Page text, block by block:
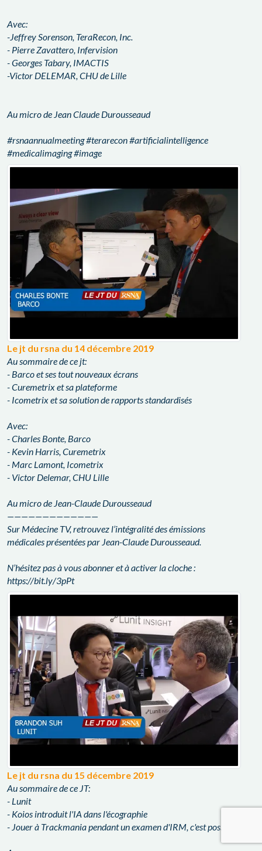
Avec:
-Jeffrey Sorenson, TeraRecon, Inc.
- Pierre Zavattero, Infervision
- Georges Tabary, IMACTIS
-Victor DELEMAR, CHU de Lille
Au micro de Jean Claude Durousseaud
#rsnaannualmeeting #terarecon #artificialintelligence
#medicalimaging #image
Le jt du rsna du 14 décembre 2019
Au sommaire de ce jt:
- Barco et ses tout nouveaux écrans
- Curemetrix et sa plateforme
- Icometrix et sa solution de rapports standardisés
Avec:
- Charles Bonte, Barco
- Kevin Harris, Curemetrix
- Marc Lamont, Icometrix
- Victor Delemar, CHU Lille
Au micro de Jean-Claude Durousseaud
—————————————
Sur Médecine TV, retrouvez l’intégralité des émissions
médicales présentées par Jean-Claude Durousseaud.
N’hésitez pas à vous abonner et à activer la cloche :
https://bit.ly/3pPt
Le jt du rsna du 15 décembre 2019
Au sommaire de ce JT:
- Lunit
- Koios introduit l'IA dans l'écographie
- Jouer à Trackmania pendant un examen d'IRM, c'est possible